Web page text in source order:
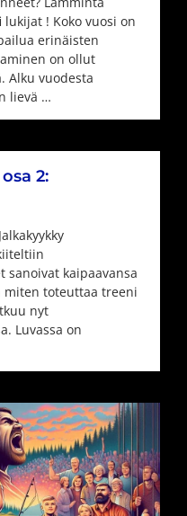
! Koko vuosi on
erinäisten
on ollut
Alku vuodesta
lievä …
2:
sanoivat kaipaavansa
miten toteuttaa treeni
nyt
Luvassa on